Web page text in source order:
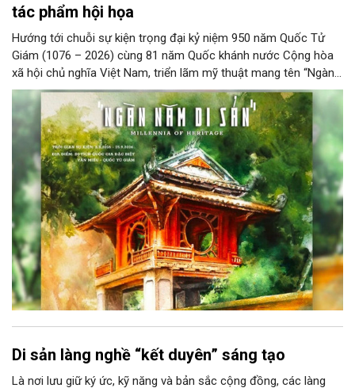
tác phẩm hội họa
Hướng tới chuỗi sự kiện trọng đại kỷ niệm 950 năm Quốc Tử
Giám (1076 – 2026) cùng 81 năm Quốc khánh nước Cộng hòa
xã hội chủ nghĩa Việt Nam, triển lãm mỹ thuật mang tên “Ngàn
năm di sản” sẽ chính thức khai mạc vào ngày 8/8 tại Nhà Thái
Học, Di tích Quốc gia đặc biệt Văn Miếu – Quốc Tử Giám. Sự
kiện kéo dài đến ngày 25/9/2026 hứa hẹn trở thành điểm đến
văn hóa đầy sức hút, góp phần làm phong phú đời sống nghệ
thuật của Thủ đô trong mùa thu này.
Di sản làng nghề “kết duyên” sáng tạo
Là nơi lưu giữ ký ức, kỹ năng và bản sắc cộng đồng, các làng